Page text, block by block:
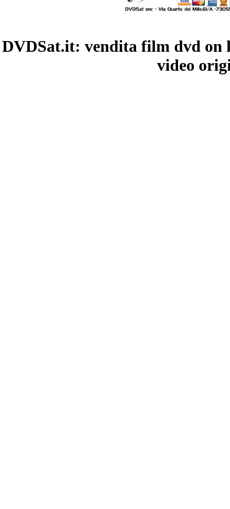
DVDSat.it: vendita film dvd on
video